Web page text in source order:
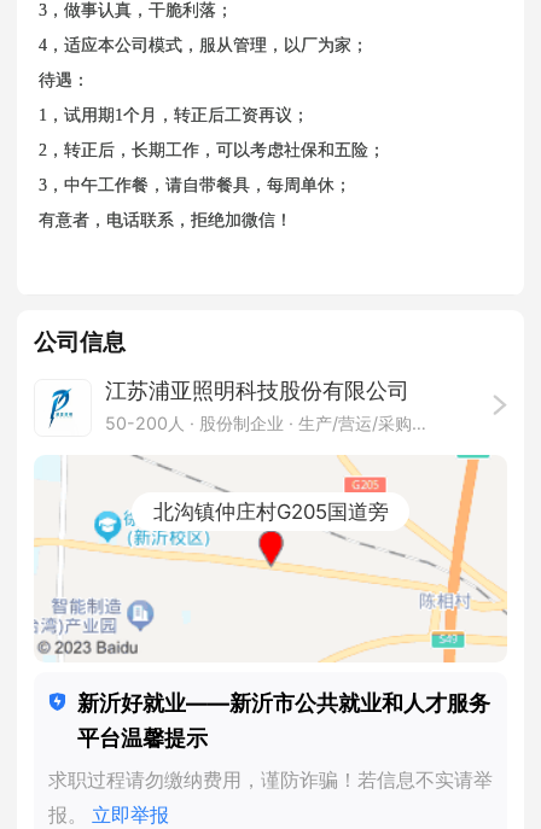
3，做事认真，干脆利落；
4，适应本公司模式，服从管理，以厂为家；
待遇：
1，试用期1个月，转正后工资再议；
2，转正后，长期工作，可以考虑社保和五险；
3，中午工作餐，请自带餐具，每周单休；
有意者，电话联系，拒绝加微信！
公司信息
江苏浦亚照明科技股份有限公司
50-200人 · 股份制企业 · 生产/营运/采购/物流
北沟镇仲庄村G205国道旁
新沂好就业——新沂市公共就业和人才服务
平台温馨提示
求职过程请勿缴纳费用，谨防诈骗！若信息不实请举
报。 立即举报